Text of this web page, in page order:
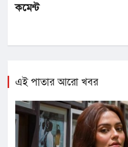
কমেন্ট
এই পাতার আরো খবর